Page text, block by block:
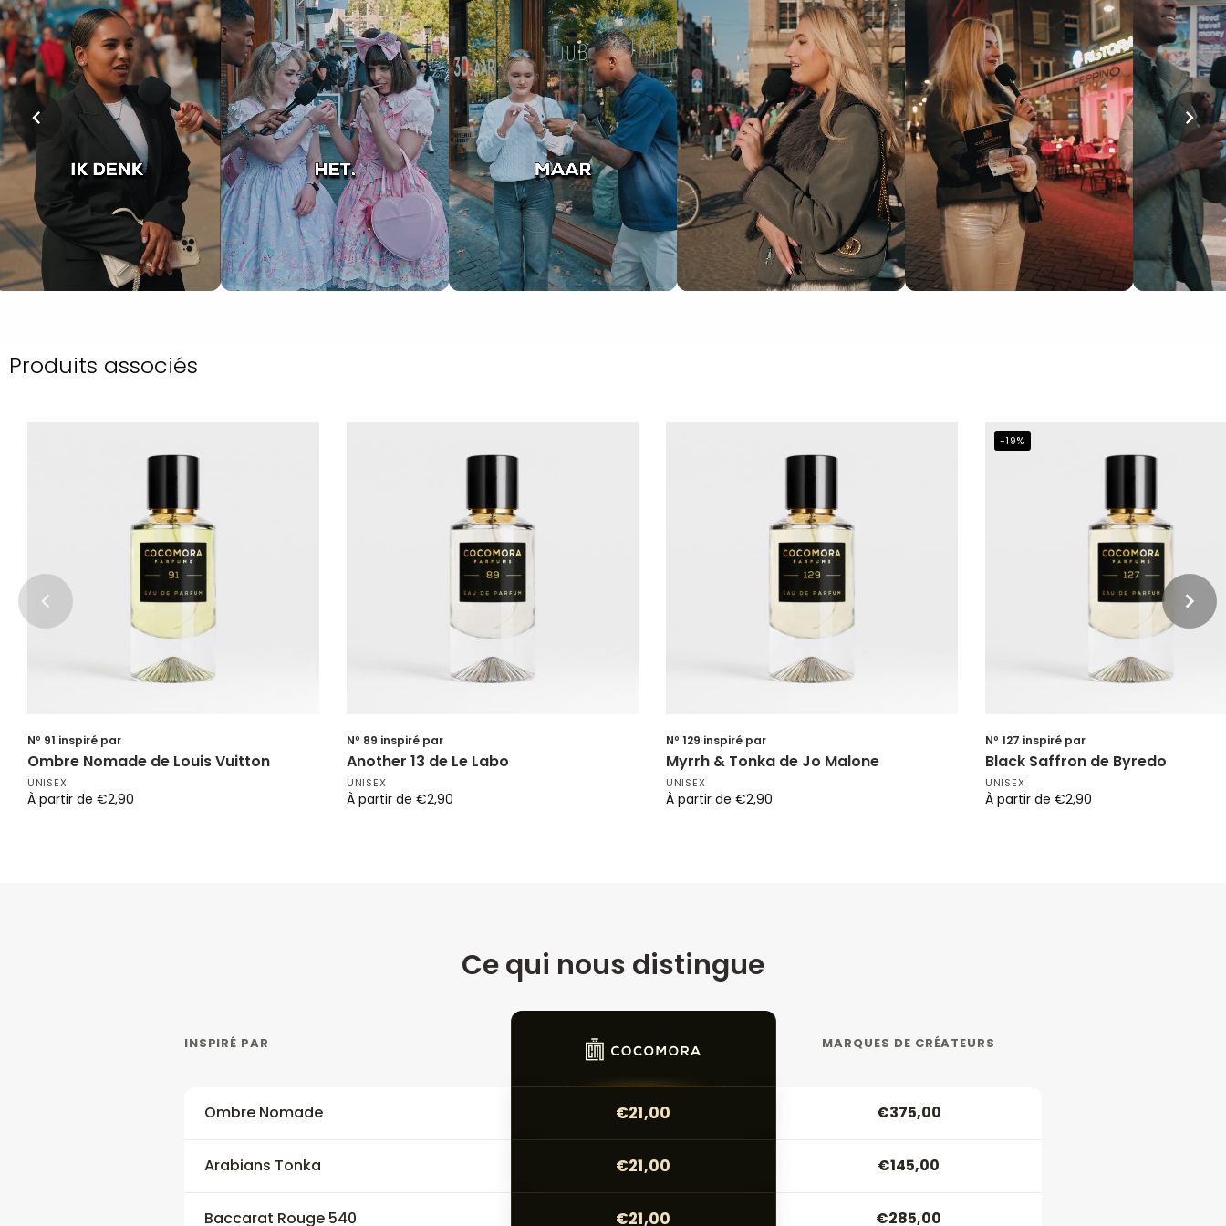
Produits associés
Nº 91 inspiré par
Ombre Nomade de Louis Vuitton
UNISEX
À partir de €2,90
Nº 89 inspiré par
Another 13 de Le Labo
UNISEX
À partir de €2,90
Nº 129 inspiré par
Myrrh & Tonka de Jo Malone
UNISEX
À partir de €2,90
-19%
Nº 127 inspiré par
Black Saffron de Byredo
UNISEX
À partir de €2,90
Ce qui nous distingue
INSPIRÉ PAR MARQUES DE CRÉATEURS
Ombre Nomade €21,00 €375,00
Arabians Tonka €21,00 €145,00
Baccarat Rouge 540 €21,00 €285,00